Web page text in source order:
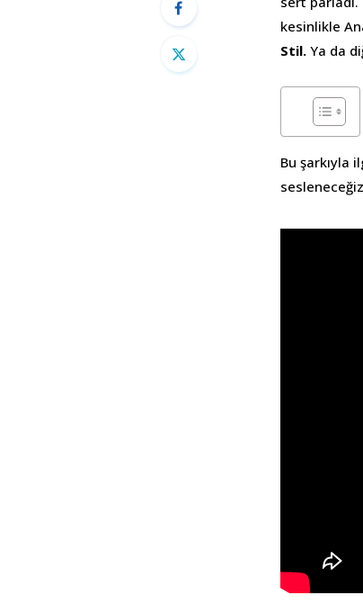
kesinlikle
Stil. Ya da
Bu şarkıyla